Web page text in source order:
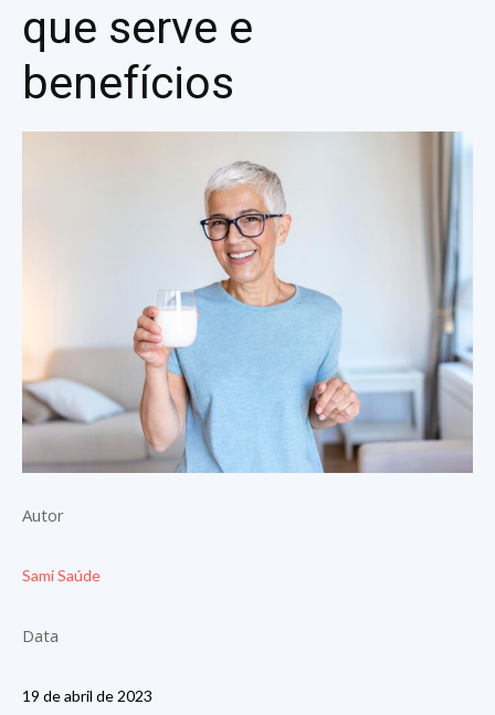
que serve e
benefícios
Autor
Sami Saúde
Data
19 de abril de 2023